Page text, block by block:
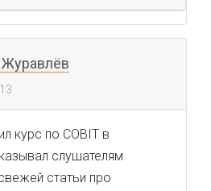
курс по COBIT в
слушателям
статьи про